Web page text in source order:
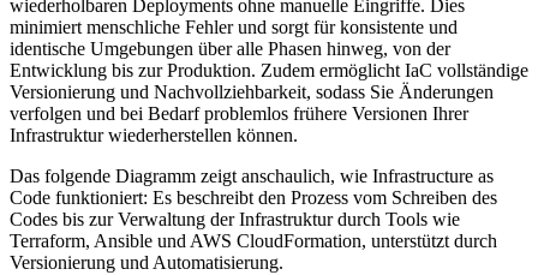
wiederholbaren Deployments ohne manuelle Eingriffe. Dies
minimiert menschliche Fehler und sorgt für konsistente und
identische Umgebungen über alle Phasen hinweg, von der
Entwicklung bis zur Produktion. Zudem ermöglicht IaC vollständige
Versionierung und Nachvollziehbarkeit, sodass Sie Änderungen
verfolgen und bei Bedarf problemlos frühere Versionen Ihrer
Infrastruktur wiederherstellen können.
Das folgende Diagramm zeigt anschaulich, wie Infrastructure as
Code funktioniert: Es beschreibt den Prozess vom Schreiben des
Codes bis zur Verwaltung der Infrastruktur durch Tools wie
Terraform, Ansible und AWS CloudFormation, unterstützt durch
Versionierung und Automatisierung.